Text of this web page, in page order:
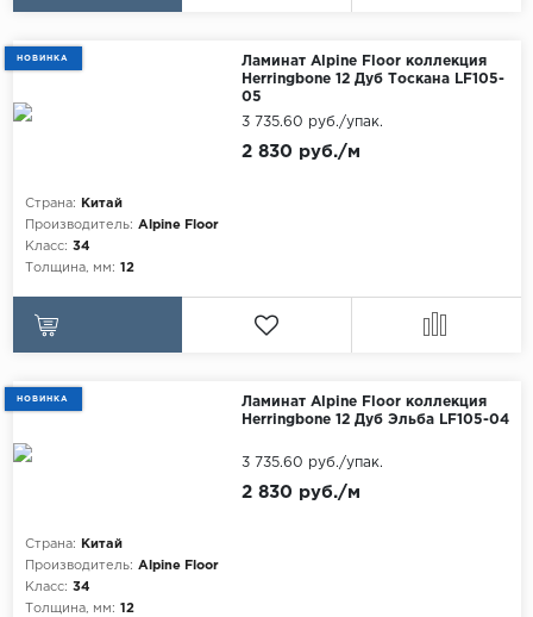
НОВИНКА
Ламинат Alpine Floor коллекция
Herringbone 12 Дуб Тоскана LF105-
05
Страна:
Китай
Производитель: Alpine Floor
Класс: 34
Толщина, мм: 12
2 830 руб./м
3 735.60 руб./упак.
НОВИНКА
Ламинат Alpine Floor коллекция
Herringbone 12 Дуб Эльба LF105-04
Страна:
Китай
Производитель: Alpine Floor
Класс: 34
Толщина, мм: 12
2 830 руб./м
3 735.60 руб./упак.